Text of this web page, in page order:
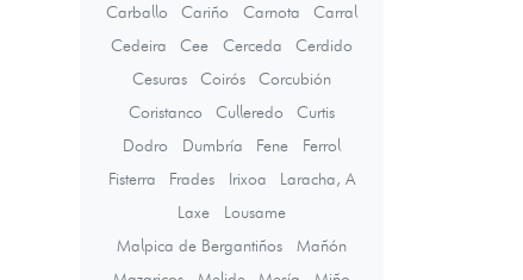
Carballo
Cariño Carnota
Carral
Cedeira
Cee Cerceda
Cerdido
Cesuras
Coirós
Corcubión
Coristanco
Culleredo
Curtis
Dodro
Dumbría Fene
Ferrol
Fisterra
Frades Irixoa
Laracha, A
Laxe
Lousame
Malpica de Bergantiños
Mañón